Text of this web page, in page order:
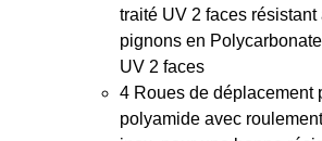
traité UV 2 faces résistant
pignons en
UV 2 faces
4 Roues de déplacement
polyamide avec